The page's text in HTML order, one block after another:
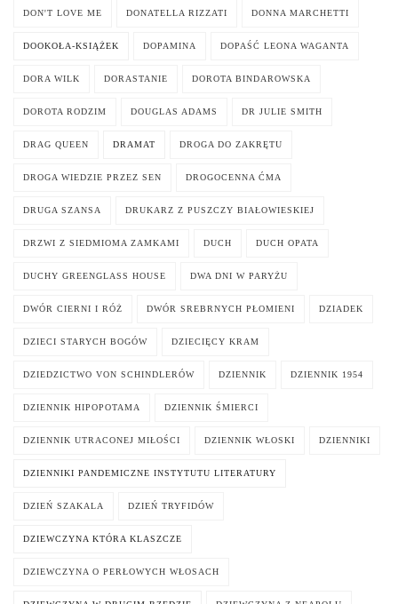
DON'T LOVE ME DONATELLA RIZZATI DONNA MARCHETTI
DOOKOŁA-KSIĄŻEK DOPAMINA DOPAŚĆ LEONA WAGANTA
DORA WILK DORASTANIE DOROTA BINDAROWSKA
DOROTA RODZIM DOUGLAS ADAMS DR JULIE SMITH
DRAG QUEEN DRAMAT DROGA DO ZAKRĘTU
DROGA WIEDZIE PRZEZ SEN DROGOCENNA ĆMA
DRUGA SZANSA DRUKARZ Z PUSZCZY BIAŁOWIESKIEJ
DRZWI Z SIEDMIOMA ZAMKAMI DUCH DUCH OPATA
DUCHY GREENGLASS HOUSE DWA DNI W PARYŻU
DWÓR CIERNI I RÓŻ DWÓR SREBRNYCH PŁOMIENI DZIADEK
DZIECI STARYCH BOGÓW DZIECIĘCY KRAM
DZIEDZICTWO VON SCHINDLERÓW DZIENNIK DZIENNIK 1954
DZIENNIK HIPOPOTAMA DZIENNIK ŚMIERCI
DZIENNIK UTRACONEJ MIŁOŚCI DZIENNIK WŁOSKI DZIENNIKI
DZIENNIKI PANDEMICZNE INSTYTUTU LITERATURY
DZIEŃ SZAKALA DZIEŃ TRYFIDÓW
DZIEWCZYNA KTÓRA KLASZCZE
DZIEWCZYNA O PERŁOWYCH WŁOSACH